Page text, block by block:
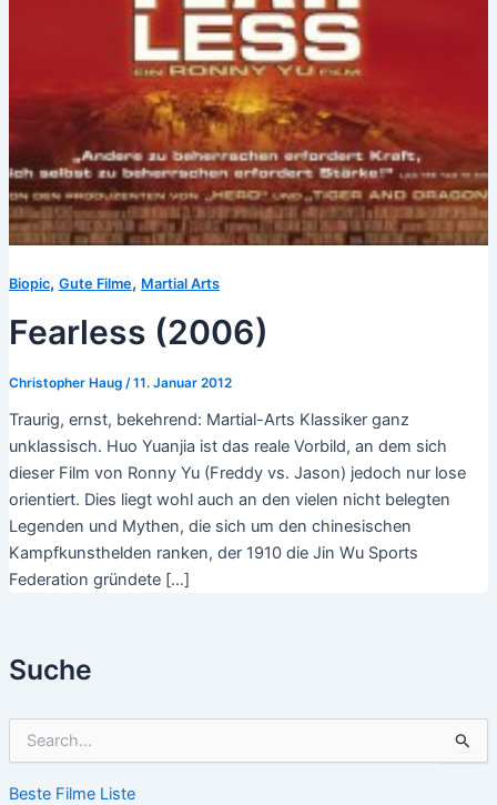
Suche
h
Beste Filme Liste
Biopic, Gute Filme, Martial Arts
Fearless (2006)
Christopher Haug /11. Januar 2012
Traurig, ernst, bekehrend: Martial-Arts Klassiker ganz
unklassisch. Huo Yuanjia ist das reale Vorbild, an dem sich
dieser Film von Ronny Yu (Freddy vs. Jason) jedoch nur lose
orientiert. Dies liegt wohl auch an den vielen nicht belegten
Legenden und Mythen, die sich um den chinesischen
Kampfkunsthelden ranken, der 1910 die Jin Wu Sports
Federation gründete […]